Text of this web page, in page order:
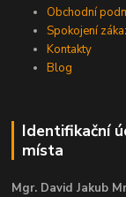
Obchodní
Spokojení
Kontakty
Blog
Identifikační
místa
Mgr. David Jakub